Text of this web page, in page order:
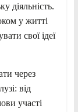
діяльність.
у житті
свої ідеї
через
від
участі